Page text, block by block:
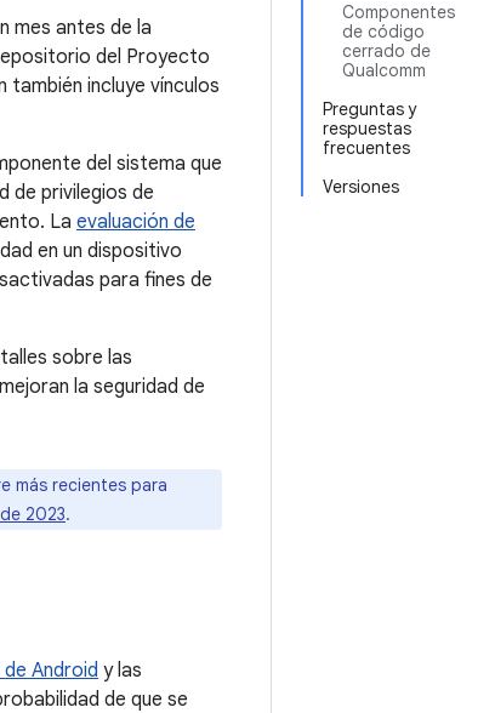
Componentes
de código
cerrado de
Qualcomm
Preguntas y
respuestas
frecuentes
Versiones
mes antes de la
del Proyecto
incluye vínculos
del sistema que
de privilegios de
La evaluación de
en un dispositivo
para fines de
sobre las
la seguridad de
más recientes para
2023.
Android y las
de que se